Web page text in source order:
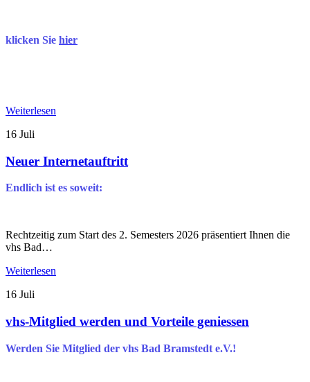
klicken Sie hier
Weiterlesen
16 Juli
Neuer Internetauftritt
Endlich ist es soweit:
Rechtzeitig zum Start des 2. Semesters 2026 präsentiert Ihnen die
vhs Bad…
Weiterlesen
16 Juli
vhs-Mitglied werden und Vorteile geniessen
Werden Sie Mitglied der vhs Bad Bramstedt e.V.!